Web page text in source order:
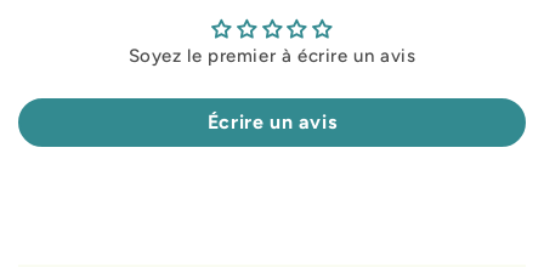
Soyez le premier à écrire un avis
Écrire un avis